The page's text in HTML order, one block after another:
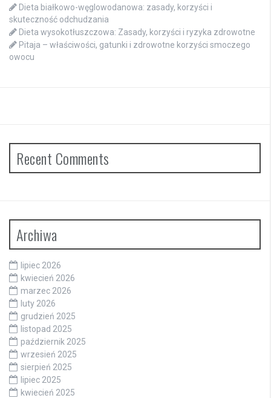
Dieta białkowo-węglowodanowa: zasady, korzyści i
skuteczność odchudzania
Dieta wysokotłuszczowa: Zasady, korzyści i ryzyka zdrowotne
Pitaja – właściwości, gatunki i zdrowotne korzyści smoczego
owocu
Recent Comments
Archiwa
lipiec 2026
kwiecień 2026
marzec 2026
luty 2026
grudzień 2025
listopad 2025
październik 2025
wrzesień 2025
sierpień 2025
lipiec 2025
kwiecień 2025